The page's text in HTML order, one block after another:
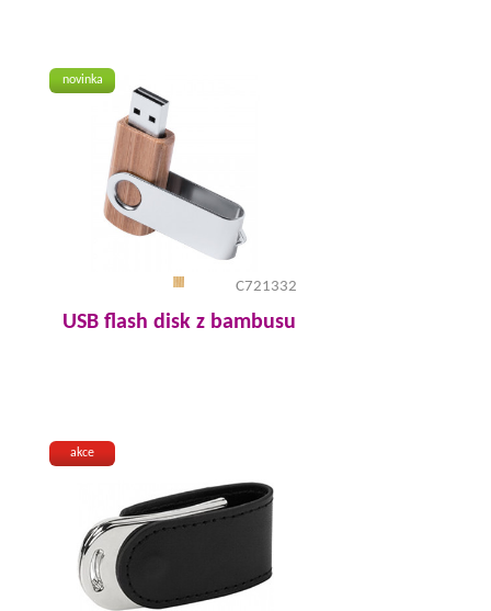
novinka
C721332
USB flash disk z bambusu
akce